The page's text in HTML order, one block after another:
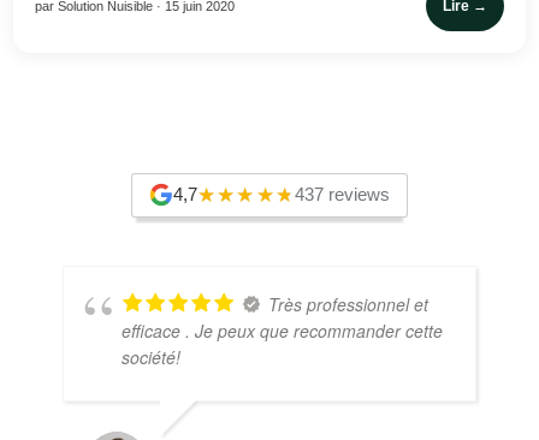
par Solution Nuisible · 15 juin 2020 Lire →
4,7 437 reviews
Très professionnel et
efficace . Je peux que recommander cette
société!